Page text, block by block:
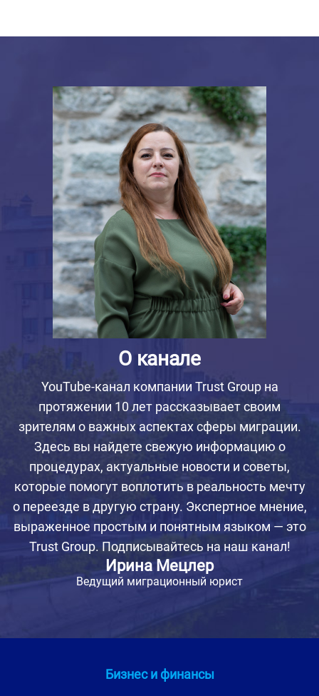
О канале
YouTube-канал компании Trust Group на
протяжении 10 лет рассказывает своим
зрителям о важных аспектах сферы миграции.
Здесь вы найдете свежую информацию о
процедурах, актуальные новости и советы,
которые помогут воплотить в реальность мечту
о переезде в другую страну. Экспертное мнение,
выраженное простым и понятным языком — это
Trust Group. Подписывайтесь на наш канал!
Ирина Мецлер
Ведущий миграционный юрист
Бизнес и финансы